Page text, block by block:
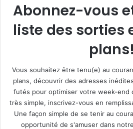
Abonnez-vous
liste des sorties
plans!
Vous souhaitez être tenu(e) au
plans, découvrir des adresses
futés pour optimiser votre week-end
très simple, inscrivez-vous en
Une façon simple de se tenir au
opportunité de s'amuser dans